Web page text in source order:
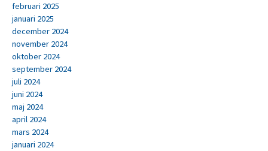
februari 2025
januari 2025
december 2024
november 2024
oktober 2024
september 2024
juli 2024
juni 2024
maj 2024
april 2024
mars 2024
januari 2024